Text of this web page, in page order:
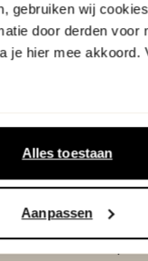
gebruiken wij
door derden voor
je hier mee akkoord.
Alles toestaan
Aanpassen